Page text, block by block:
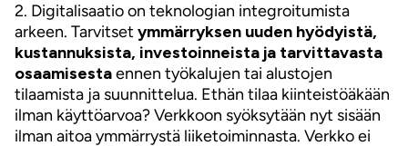
2. Digitalisaatio on teknologian integroitumista
arkeen. Tarvitset ymmärryksen uuden hyödyistä,
kustannuksista, investoinneista ja tarvittavasta
osaamisestaennen työkalujen tai alustojen
tilaamista ja suunnittelua. Ethän tilaa kiinteistöäkään
ilman käyttöarvoa? Verkkoon syöksytään nyt sisään
ilman aitoa ymmärrystä liiketoiminnasta. Verkko ei